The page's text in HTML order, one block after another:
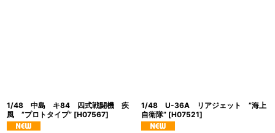
1/48 中島 キ84 四式戦闘機 疾
風 ”プロトタイプ” [H07567]
1/48 U-36A リアジェット ”海上
自衛隊” [H07521]